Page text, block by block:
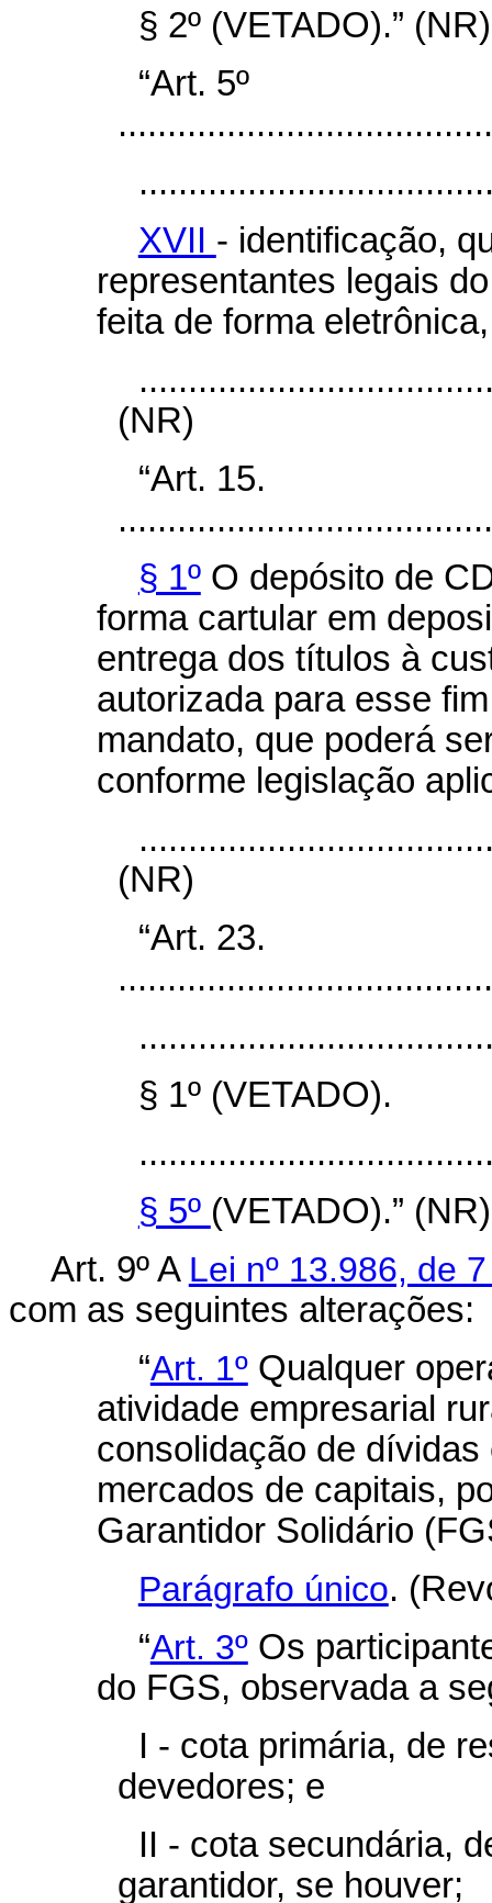
§ 2º (VETADO).” (NR)
“Art. 5º
XVII - identificação,
representantes legais
feita de forma
(NR)
“Art. 15.
§ 1ºO depósito de
forma cartular em
entrega dos títulos à
autorizada para esse
mandato, que poderá
conforme legislação
(NR)
“Art. 23.
§ 1º (VETADO).
§ 5º (VETADO).”
Art. 9º A Lei nº 13.986, de
com as seguintes alterações:
“Art. 1ºQualquer
atividade empresarial
consolidação de
mercados de capitais,
Garantidor Solidário
Parágrafo único.
“Art. 3ºOs
do FGS, observada a
I - cota primária, de
devedores; e
II - cota secundária,
garantidor, se houver;